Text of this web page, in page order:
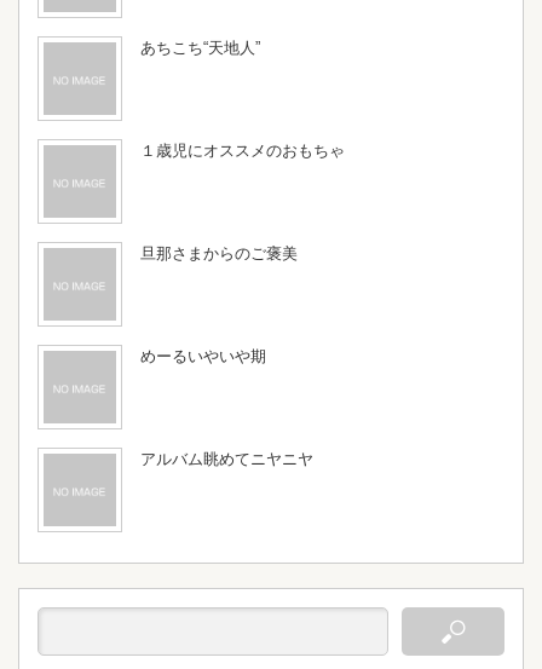
あちこち“天地人”
１歳児にオススメのおもちゃ
旦那さまからのご褒美
めーるいやいや期
アルバム眺めてニヤニヤ